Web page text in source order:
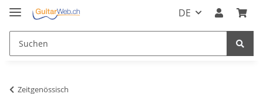
DE
Zeitgenössisch